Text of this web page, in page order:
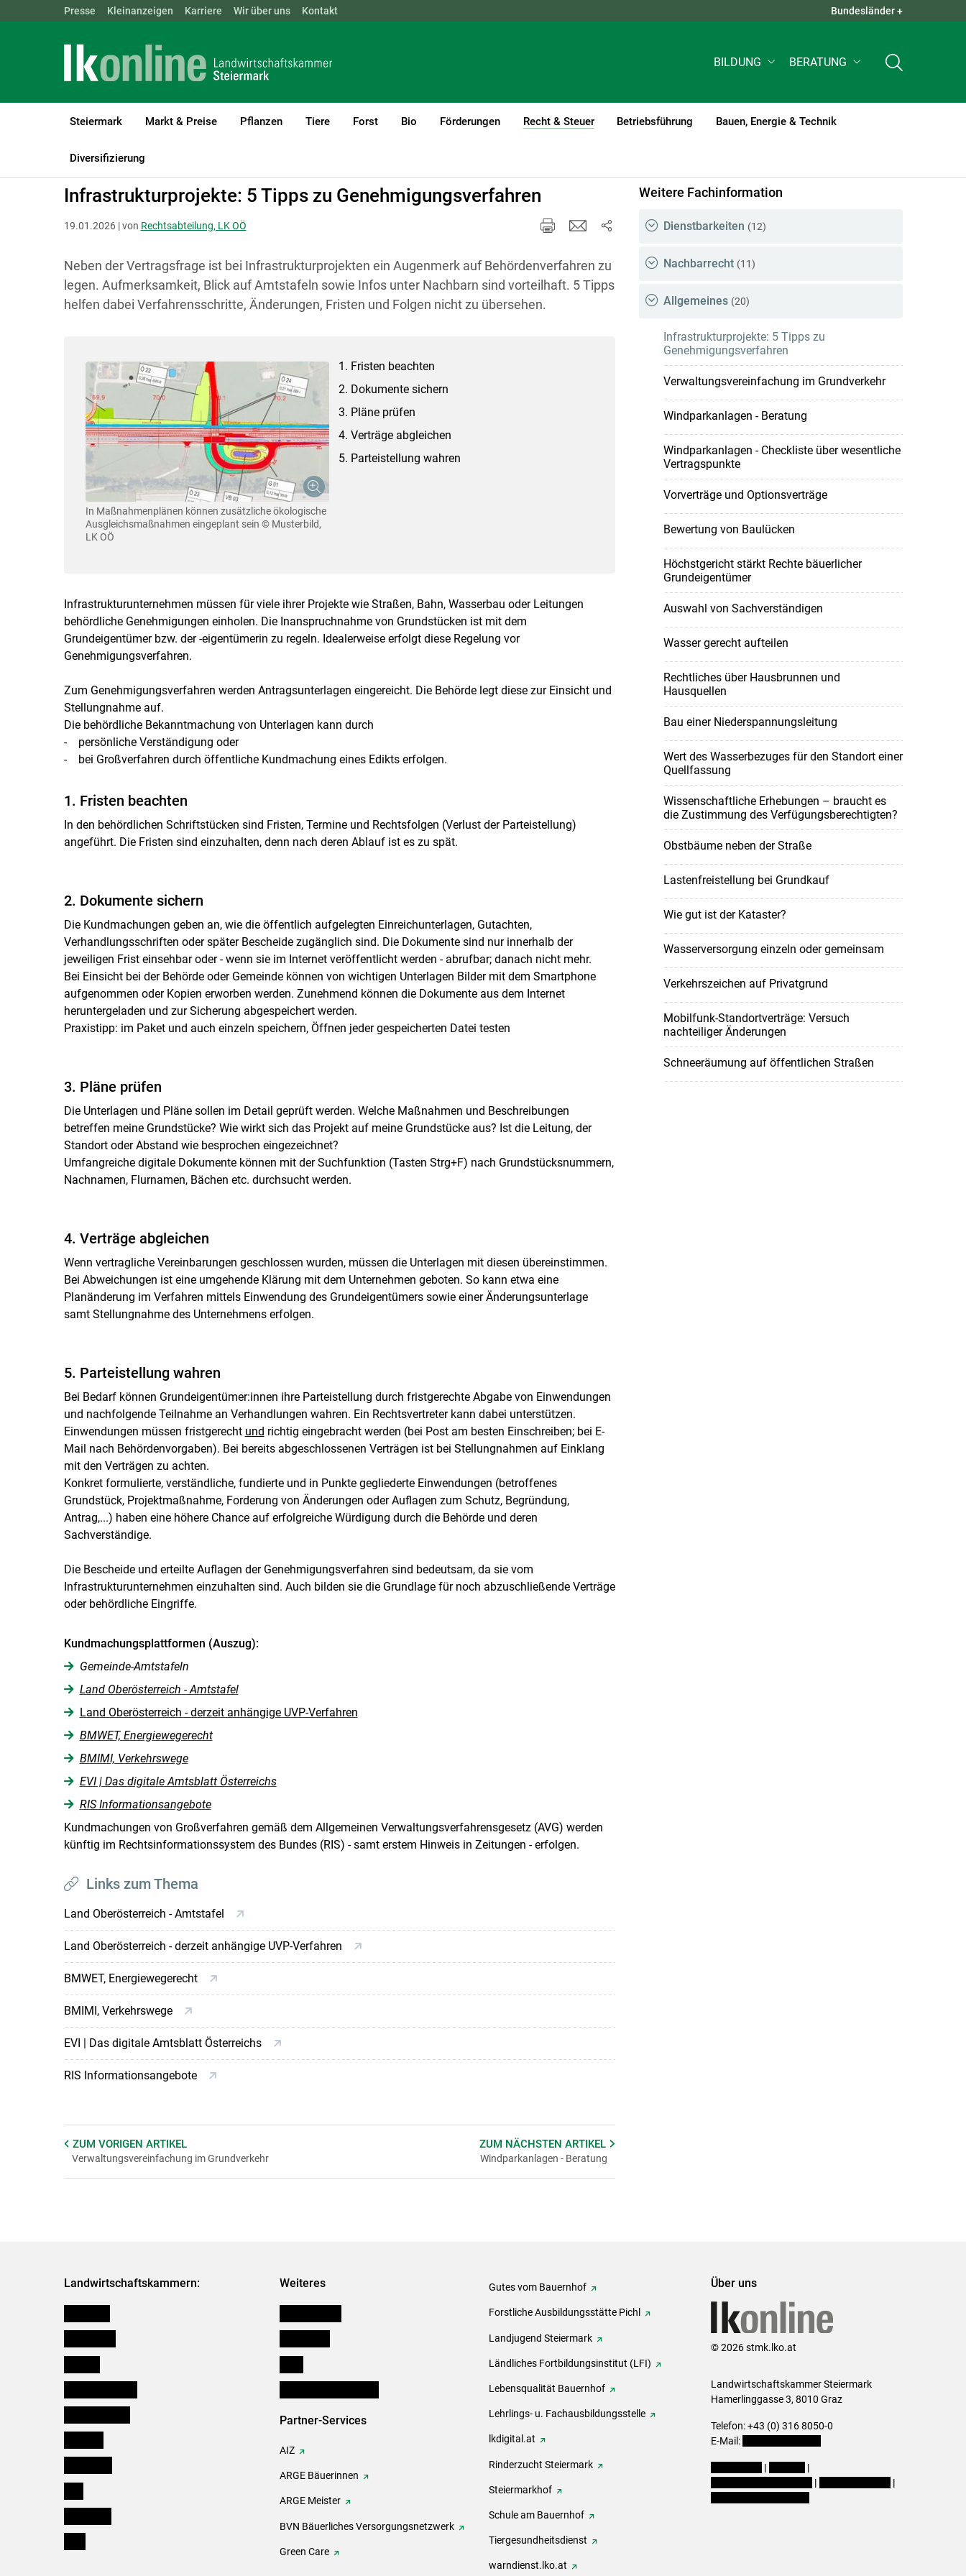
Landwirtschaftskammern: ÖSTERREICH BGLD KTN NÖ QUICK LINKS +
Presse Kleinanzeigen Karriere Wir über uns Kontakt Bundesländer +
BILDUNG BERATUNG
Steiermark Markt & Preise Pflanzen Tiere Forst Bio Förderungen Recht & Steuer
(current)1
Betriebsführung Bauen, Energie & Technik
Diversifizierung
LK Steiermark Recht & Steuer
Infrastrukturprojekte: 5 Tipps zu Genehmigungsverfahren
19.01.2026 | von Rechtsabteilung, LK OÖ
Neben der Vertragsfrage ist bei Infrastrukturprojekten ein Augenmerk auf Behördenverfahren zu
legen. Aufmerksamkeit, Blick auf Amtstafeln sowie Infos unter Nachbarn sind vorteilhaft. 5 Tipps
helfen dabei Verfahrensschritte, Änderungen, Fristen und Folgen nicht zu übersehen.
In Maßnahmenplänen können zusätzliche ökologische
Ausgleichsmaßnahmen eingeplant sein © Musterbild,
LK OÖ
Fristen beachten
Dokumente sichern
Pläne prüfen
Verträge abgleichen
Parteistellung wahren
Infrastrukturunternehmen müssen für viele ihrer Projekte wie Straßen, Bahn, Wasserbau oder Leitungen
behördliche Genehmigungen einholen. Die Inanspruchnahme von Grundstücken ist mit dem
Grundeigentümer bzw. der -eigentümerin zu regeln. Idealerweise erfolgt diese Regelung vor
Genehmigungsverfahren.
Zum Genehmigungsverfahren werden Antragsunterlagen eingereicht. Die Behörde legt diese zur Einsicht und
Stellungnahme auf.
Die behördliche Bekanntmachung von Unterlagen kann durch
- persönliche Verständigung oder
- bei Großverfahren durch öffentliche Kundmachung eines Edikts erfolgen.
1. Fristen beachten
In den behördlichen Schriftstücken sind Fristen, Termine und Rechtsfolgen (Verlust der Parteistellung)
angeführt. Die Fristen sind einzuhalten, denn nach deren Ablauf ist es zu spät.
2. Dokumente sichern
Die Kundmachungen geben an, wie die öffentlich aufgelegten Einreichunterlagen, Gutachten,
Verhandlungsschriften oder später Bescheide zugänglich sind. Die Dokumente sind nur innerhalb der
jeweiligen Frist einsehbar oder - wenn sie im Internet veröffentlicht werden - abrufbar; danach nicht mehr.
Bei Einsicht bei der Behörde oder Gemeinde können von wichtigen Unterlagen Bilder mit dem Smartphone
aufgenommen oder Kopien erworben werden. Zunehmend können die Dokumente aus dem Internet
heruntergeladen und zur Sicherung abgespeichert werden.
Praxistipp: im Paket und auch einzeln speichern, Öffnen jeder gespeicherten Datei testen
3. Pläne prüfen
Die Unterlagen und Pläne sollen im Detail geprüft werden. Welche Maßnahmen und Beschreibungen
betreffen meine Grundstücke? Wie wirkt sich das Projekt auf meine Grundstücke aus? Ist die Leitung, der
Standort oder Abstand wie besprochen eingezeichnet?
Umfangreiche digitale Dokumente können mit der Suchfunktion (Tasten Strg+F) nach Grundstücksnummern,
Nachnamen, Flurnamen, Bächen etc. durchsucht werden.
4. Verträge abgleichen
Wenn vertragliche Vereinbarungen geschlossen wurden, müssen die Unterlagen mit diesen übereinstimmen.
Bei Abweichungen ist eine umgehende Klärung mit dem Unternehmen geboten. So kann etwa eine
Planänderung im Verfahren mittels Einwendung des Grundeigentümers sowie einer Änderungsunterlage
samt Stellungnahme des Unternehmens erfolgen.
5. Parteistellung wahren
Bei Bedarf können Grundeigentümer:innen ihre Parteistellung durch fristgerechte Abgabe von Einwendungen
und nachfolgende Teilnahme an Verhandlungen wahren. Ein Rechtsvertreter kann dabei unterstützen.
Einwendungen müssen fristgerecht und richtig eingebracht werden (bei Post am besten Einschreiben; bei E-
Mail nach Behördenvorgaben). Bei bereits abgeschlossenen Verträgen ist bei Stellungnahmen auf Einklang
mit den Verträgen zu achten.
Konkret formulierte, verständliche, fundierte und in Punkte gegliederte Einwendungen (betroffenes
Grundstück, Projektmaßnahme, Forderung von Änderungen oder Auflagen zum Schutz, Begründung,
Antrag,...) haben eine höhere Chance auf erfolgreiche Würdigung durch die Behörde und deren
Sachverständige.
Die Bescheide und erteilte Auflagen der Genehmigungsverfahren sind bedeutsam, da sie vom
Infrastrukturunternehmen einzuhalten sind. Auch bilden sie die Grundlage für noch abzuschließende Verträge
oder behördliche Eingriffe.
Kundmachungsplattformen (Auszug):
Gemeinde-Amtstafeln
Land Oberösterreich - Amtstafel
Land Oberösterreich - derzeit anhängige UVP-Verfahren
BMWET, Energiewegerecht
BMIMI, Verkehrswege
EVI | Das digitale Amtsblatt Österreichs
RIS Informationsangebote
Kundmachungen von Großverfahren gemäß dem Allgemeinen Verwaltungsverfahrensgesetz (AVG) werden
künftig im Rechtsinformationssystem des Bundes (RIS) - samt erstem Hinweis in Zeitungen - erfolgen.
Links zum Thema
Land Oberösterreich - Amtstafel
Land Oberösterreich - derzeit anhängige UVP-Verfahren
BMWET, Energiewegerecht
BMIMI, Verkehrswege
EVI | Das digitale Amtsblatt Österreichs
RIS Informationsangebote
ZUM VORIGEN ARTIKEL
Verwaltungsvereinfachung im Grundverkehr
ZUM NÄCHSTENARTIKEL
Windparkanlagen - Beratung
Weitere Fachinformation
Dienstbarkeiten (12)
Nachbarrecht (11)
Allgemeines (20)
Infrastrukturprojekte: 5 Tipps zu
Genehmigungsverfahren
Verwaltungsvereinfachung im Grundverkehr
Windparkanlagen - Beratung
Windparkanlagen - Checkliste über wesentliche
Vertragspunkte
Vorverträge und Optionsverträge
Bewertung von Baulücken
Höchstgericht stärkt Rechte bäuerlicher
Grundeigentümer
Auswahl von Sachverständigen
Wasser gerecht aufteilen
Rechtliches über Hausbrunnen und
Hausquellen
Bau einer Niederspannungsleitung
Wert des Wasserbezuges für den Standort einer
Quellfassung
Wissenschaftliche Erhebungen – braucht es
die Zustimmung des Verfügungsberechtigten?
Obstbäume neben der Straße
Lastenfreistellung bei Grundkauf
Wie gut ist der Kataster?
Wasserversorgung einzeln oder gemeinsam
Verkehrszeichen auf Privatgrund
Mobilfunk-Standortverträge: Versuch
nachteiliger Änderungen
Schneeräumung auf öffentlichen Straßen
Landwirtschaftskammern: Weiteres
Partner-Services
AIZ
ARGE Bäuerinnen
ARGE Meister
BVN Bäuerliches Versorgungsnetzwerk
Green Care
Gutes vom Bauernhof
Forstliche Ausbildungsstätte Pichl
Landjugend Steiermark
Ländliches Fortbildungsinstitut (LFI)
Lebensqualität Bauernhof
Lehrlings- u. Fachausbildungsstelle
lkdigital.at
Rinderzucht Steiermark
Steiermarkhof
Schule am Bauernhof
Tiergesundheitsdienst
warndienst.lko.at
Über uns
© 2026 stmk.lko.at
Landwirtschaftskammer Steiermark
Hamerlinggasse 3, 8010 Graz
Telefon: +43 (0) 316 8050-0
E-Mail:
|
|
|
|